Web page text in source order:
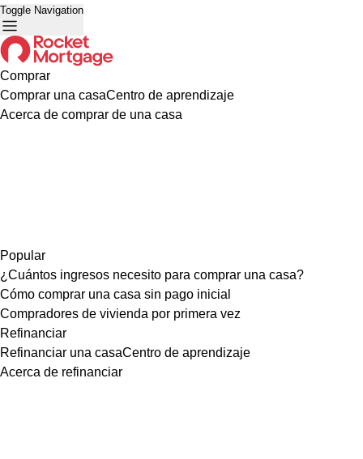
Toggle Navigation
Comprar
Comprar una casaCentro de aprendizaje
Acerca de comprar de una casa
Popular
¿Cuántos ingresos necesito para comprar una casa?
Cómo comprar una casa sin pago inicial
Compradores de vivienda por primera vez
Refinanciar
Refinanciar una casaCentro de aprendizaje
Acerca de refinanciar